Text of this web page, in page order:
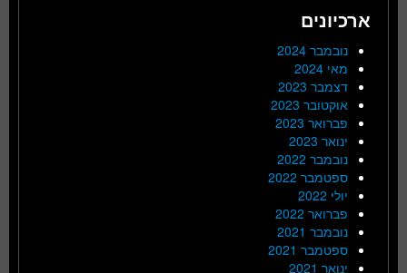
ארכיונים
נובמבר 2024
מאי 2024
דצמבר 2023
אוקטובר 2023
פברואר 2023
ינואר 2023
נובמבר 2022
ספטמבר 2022
יולי 2022
פברואר 2022
נובמבר 2021
ספטמבר 2021
ינואר 2021